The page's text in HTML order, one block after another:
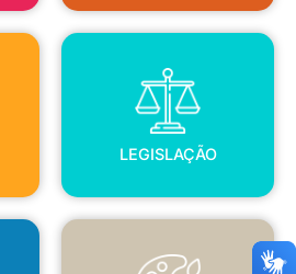
LEGISLAÇÃO
LEGISLAÇÃO
LEI PAULO GUSTAVO